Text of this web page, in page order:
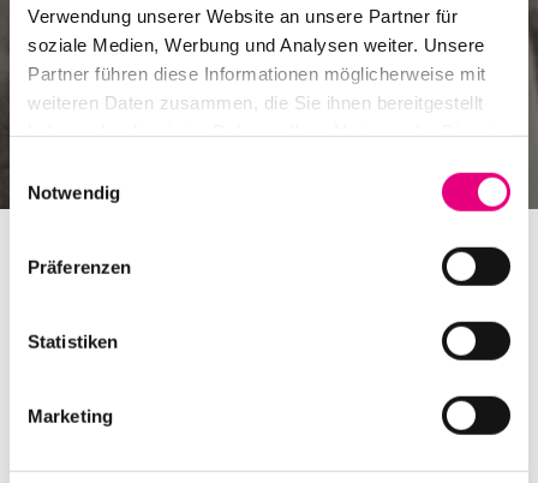
Verwendung unserer Website an unsere Partner für
soziale Medien, Werbung und Analysen weiter. Unsere
Partner führen diese Informationen möglicherweise mit
weiteren Daten zusammen, die Sie ihnen bereitgestellt
Notwendig
Präferenzen
Statistiken
Marketing
Stellungnahme von Enjoy Jazz-
Intendant Rainer Kern und
weiteren Sprechern der